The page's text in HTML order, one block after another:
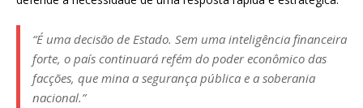
“É uma decisão de Estado. Sem uma inteligência financeira
forte, o país continuará refém do poder econômico das
facções, que mina a segurança pública e a soberania
nacional.”